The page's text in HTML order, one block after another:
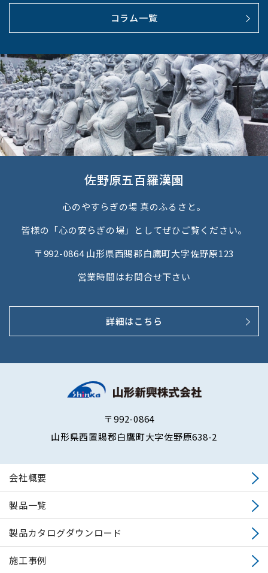
コラム一覧
佐野原五百羅漢園
心のやすらぎの場 真のふるさと。
皆様の「心の安らぎの場」としてぜひご覧ください。
〒992-0864 山形県西賜郡白鷹町大字佐野原123
営業時間はお問合せ下さい
詳細はこちら
〒992-0864
山形県西置賜郡白鷹町大字佐野原638-2
会社概要
製品一覧
製品カタログダウンロード
施工事例